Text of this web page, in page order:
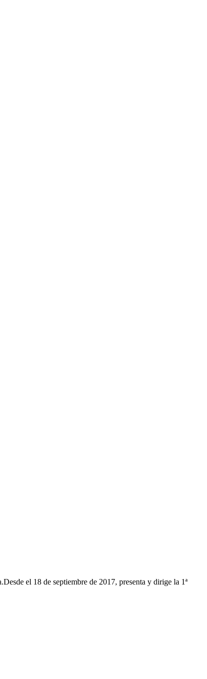
el 18 de septiembre de 2017, presenta y dirige la 1ª